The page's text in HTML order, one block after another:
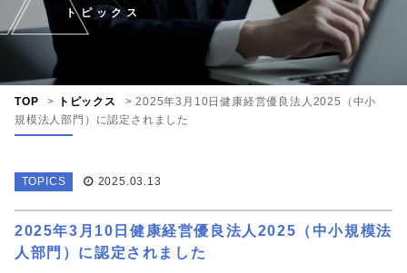
トピックス
TOP > トピックス >2025年3月10日健康経営優良法人2025（中小
規模法人部門）に認定されました
TOPICS 2025.03.13
2025年3月10日健康経営優良法人2025（中小規模法
人部門）に認定されました